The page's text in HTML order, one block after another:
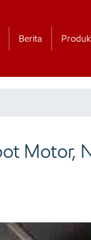
Berita Produk
Motor,